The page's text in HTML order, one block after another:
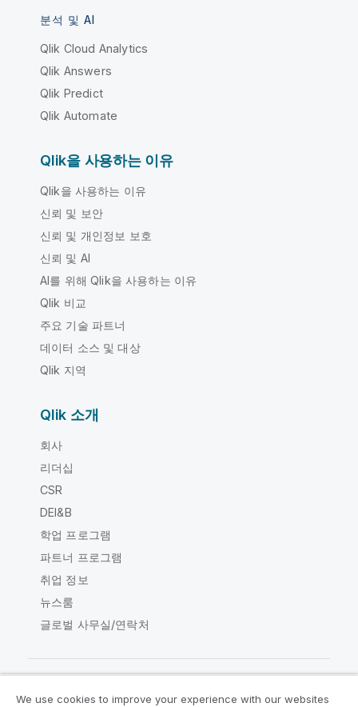
분석 및 AI
Qlik Cloud Analytics
Qlik Answers
Qlik Predict
Qlik Automate
Qlik을 사용하는 이유
Qlik을 사용하는 이유
신뢰 및 보안
신뢰 및 개인정보 보호
신뢰 및 AI
AI를 위해 Qlik을 사용하는 이유
Qlik 비교
주요 기술 파트너
데이터 소스 및 대상
Qlik 지역
Qlik 소개
회사
리더십
CSR
DEI&B
학업 프로그램
파트너 프로그램
취업 정보
뉴스룸
글로벌 사무실/연락처
We use cookies to improve your experience with our websites